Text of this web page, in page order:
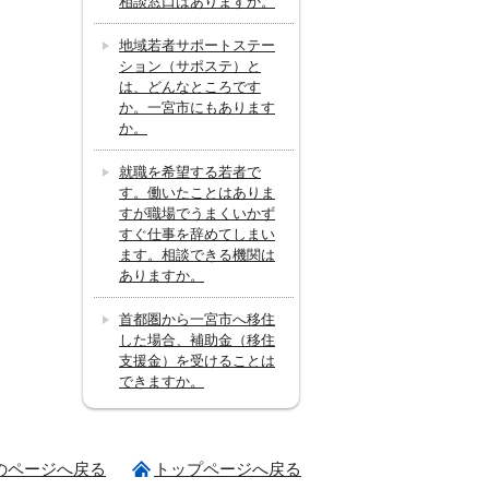
地域若者サポートステー
ション（サポステ）と
は、どんなところです
か。一宮市にもあります
か。
就職を希望する若者で
す。働いたことはありま
すが職場でうまくいかず
すぐ仕事を辞めてしまい
ます。相談できる機関は
ありますか。
首都圏から一宮市へ移住
した場合、補助金（移住
支援金）を受けることは
できますか。
ページへ戻る トップページへ戻る